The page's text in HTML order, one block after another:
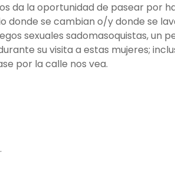
da la oportunidad de pasear por
donde se cambian o/y donde se
sexuales sadomasoquistas, un
su visita a estas mujeres;
por la calle nos vea.